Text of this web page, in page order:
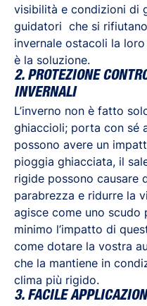
visibilità e condizioni di
guidatori che si
invernale ostacoli la
è la soluzione.
2. PROTEZIONE
INVERNALI
L’inverno non è fatto
ghiaccioli; porta con sé
possono avere un
pioggia ghiacciata, il
rigide possono causare
parabrezza e ridurre la
agisce come uno
minimo l’impatto di
come dotare la vostra
che la mantiene in
clima più rigido.
3. FACILE